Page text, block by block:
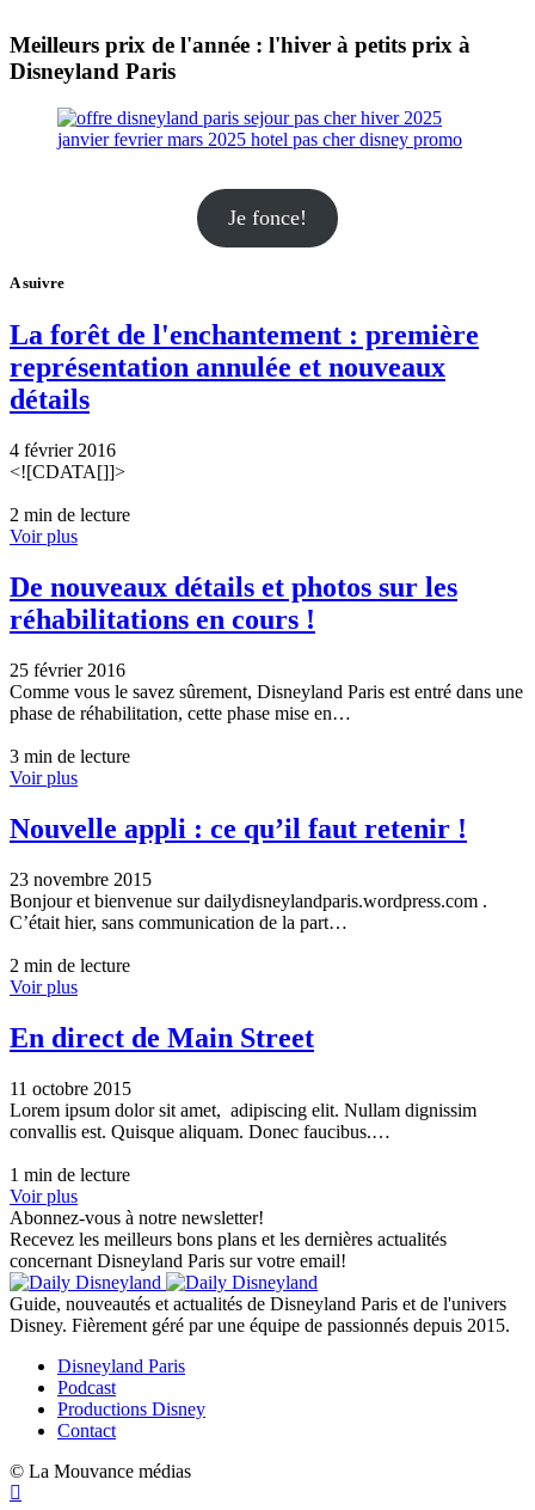
Meilleurs prix de l'année : l'hiver à petits prix à
Disneyland Paris
Je fonce!
A suivre
La forêt de l'enchantement : première
représentation annulée et nouveaux
détails
4 février 2016
<![CDATA[]]>
2 min de lecture
Voir plus
De nouveaux détails et photos sur les
réhabilitations en cours !
25 février 2016
Comme vous le savez sûrement, Disneyland Paris est entré dans une
phase de réhabilitation, cette phase mise en…
3 min de lecture
Voir plus
Nouvelle appli : ce qu’il faut retenir !
23 novembre 2015
Bonjour et bienvenue sur dailydisneylandparis.wordpress.com .
C’était hier, sans communication de la part…
2 min de lecture
Voir plus
En direct de Main Street
11 octobre 2015
Lorem ipsum dolor sit amet, adipiscing elit. Nullam dignissim
convallis est. Quisque aliquam. Donec faucibus.…
1 min de lecture
Voir plus
Abonnez-vous à notre newsletter!
Recevez les meilleurs bons plans et les dernières actualités
concernant Disneyland Paris sur votre email!
Guide, nouveautés et actualités de Disneyland Paris et de l'univers
Disney. Fièrement géré par une équipe de passionnés depuis 2015.
Disneyland Paris
Podcast
Productions Disney
Contact
© La Mouvance médias